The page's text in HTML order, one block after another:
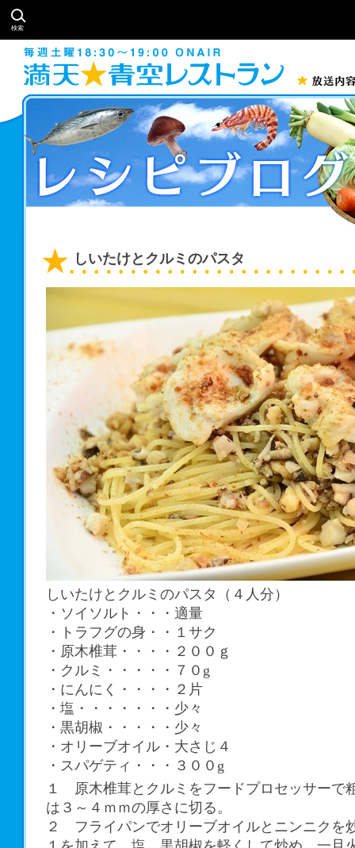
検索
しいたけとクルミのパスタ
しいたけとクルミのパスタ（４人分）
・ソイソルト・・・適量
・トラフグの身・・１サク
・原木椎茸・・・・２００ｇ
・クルミ・・・・・７０g
・にんにく・・・・２片
・塩・・・・・・・少々
・黒胡椒・・・・・少々
・オリーブオイル・大さじ４
・スパゲティ・・・３００g
１ 原木椎茸とクルミをフードプロセッサーで
は３～４ｍｍの厚さに切る。
２ フライパンでオリーブオイルとニンニクを